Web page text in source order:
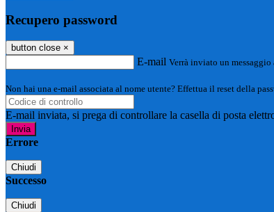
Recupero password
button close ×
E-mail Verrà inviato un
Non hai una e-mail associata al nome utente? Effettua il reset della
E-mail inviata, si prega di controllare la casella di posta
Errore
Chiudi
Successo
Chiudi